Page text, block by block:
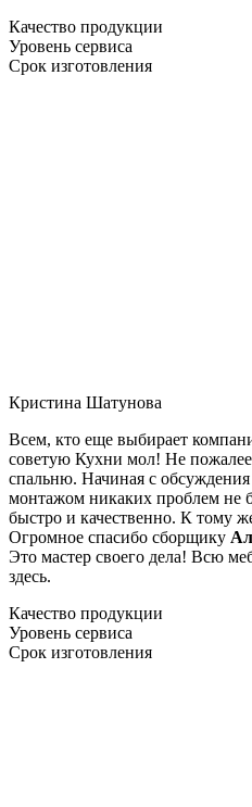
Качество продукции
Уровень сервиса
Срок изготовления
Кристина Шатунова
Всем, кто еще выбирает
советую Кухни мол! Не
спальню. Начиная с обсуждения
монтажом никаких проблем не
быстро и качественно. К тому
Огромное спасибо сборщику
Это мастер своего дела! Всю
здесь.
Качество продукции
Уровень сервиса
Срок изготовления